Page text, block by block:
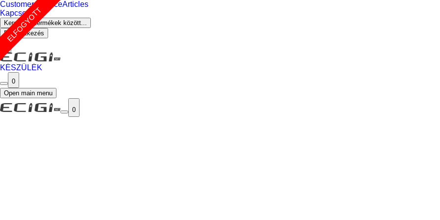
Customer ServiceArticles
Kapcsolat
Keresés a termékek között...
Bejelentkezés
KÉSZÜLÉK
0
Open main menu
0
ELFOGYOTT